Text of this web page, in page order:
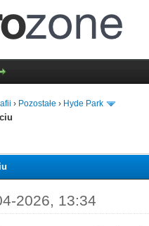
› Pozostałe › Hyde Park
2026, 13:34